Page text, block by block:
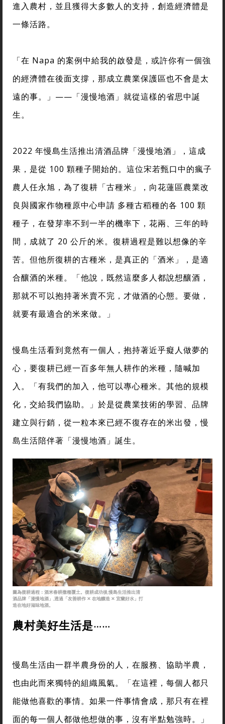
進入農村，並且獲得大多數人的支持，創造經濟體是
一條活路。
「在 Napa 的案例中給我的啟發是，或許你有一個強
的經濟體在後面支撐，那成立農業保護區也不會是太
遠的事。」——「漫慢地酒」就從這樣的省思中誕
生。
2022 年慢島生活推出清酒品牌「漫慢地酒」，這成
果，是從 100 顆種子開始的。這位宋若甄口中的瘋子
農人任永旭，為了復耕「古種米」，向花蓮區農業改
良與國家作物種原中心申請 多種古稻種的各 100 顆
種子，在發芽率不到一半的機率下，花兩、三年的時
間，成就了 20 公斤的米。復耕過程是難以想像的辛
苦。但他所復耕的古種米，是真正的「酒米」，是適
合釀酒的米種。「他說，既然這麼多人都說想釀酒，
那就不可以抱持著米賣不完，才做酒的心態。要做，
就要有最適合的米來做。」
慢島生活看到竟然有一個人，抱持著近乎癡人做夢的
心，要復耕已經一百多年無人耕作的米種，隨喊加
入。「有我們的加入，他可以專心種米。其他的規模
化，交給我們協助。」於是從農業技術的學習、品牌
建立與行銷，從一粒本來已經不復存在的米出發，慢
島生活陪伴著「漫慢地酒」誕生。
圖為復耕過程：酒米春耕撒種覆土。復耕成功後,慢島生活推出清
酒品牌「漫慢地酒」,透過「友善耕作 ✕ 在地釀造 ✕ 宜蘭好水」打
造在地好滋味地酒。
農村美好生活是⋯⋯
慢島生活由一群半農身份的人，在服務、協助半農，
也由此而來獨特的組織風氣。「在這裡，每個人都只
能做他喜歡的事情。如果一件事情會成，那只有在裡
面的每一個人都做他想做的事，沒有半點勉強時。」